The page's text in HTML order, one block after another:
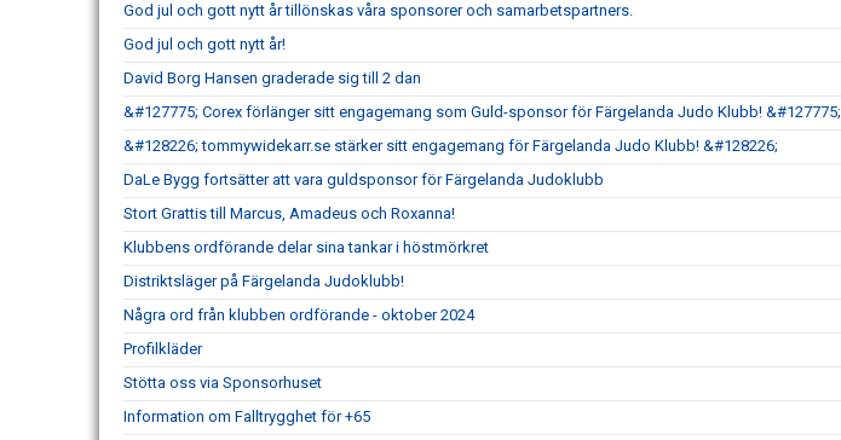
God jul och gott nytt år tillönskas våra sponsorer och samarbetspartners.
God jul och gott nytt år!
David Borg Hansen graderade sig till 2 dan
&#127775; Corex förlänger sitt engagemang som Guld-sponsor för Färgelanda Judo Klubb! &#127775;
&#128226; tommywidekarr.se stärker sitt engagemang för Färgelanda Judo Klubb! &#128226;
DaLe Bygg fortsätter att vara guldsponsor för Färgelanda Judoklubb
Stort Grattis till Marcus, Amadeus och Roxanna!
Klubbens ordförande delar sina tankar i höstmörkret
Distriktsläger på Färgelanda Judoklubb!
Några ord från klubben ordförande - oktober 2024
Profilkläder
Stötta oss via Sponsorhuset
Information om Falltrygghet för +65